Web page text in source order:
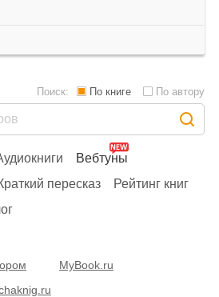
Вебтуны
пересказ
Рейтинг книг
Поиск: По книге По автору
MyBook.ru